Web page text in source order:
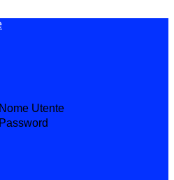
Nome Utente
Password